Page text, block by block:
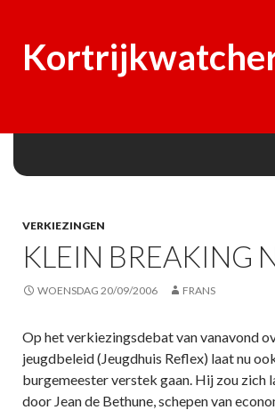
VERKIEZINGEN
KLEIN BREAKING
WOENSDAG 20/09/2006 FRANS
Op het verkiezingsdebat van vanavond
jeugdbeleid (Jeugdhuis Reflex) laat nu
burgemeester verstek gaan. Hij zou zich
door Jean de Bethune, schepen van